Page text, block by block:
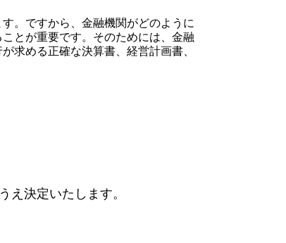
。ですから、金融機関がどのように
とが重要です。そのためには、金融
求める正確な決算書、経営計画書、
え決定いたします。